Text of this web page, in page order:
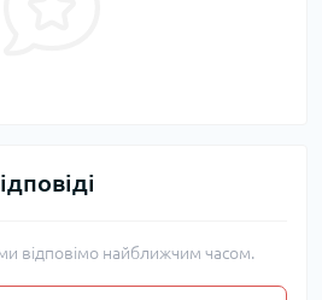
відповімо найближчим часом.